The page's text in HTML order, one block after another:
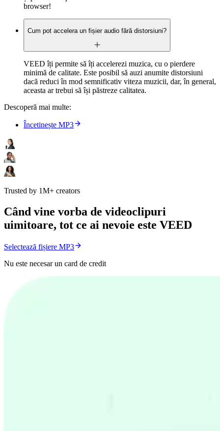
browser!
Cum pot accelera un fișier audio fără distorsiuni?
VEED îți permite să îți accelerezi muzica, cu o pierdere
minimă de calitate. Este posibil să auzi anumite distorsiuni
dacă reduci în mod semnificativ viteza muzicii, dar, în general,
aceasta ar trebui să își păstreze calitatea.
Descoperă mai multe:
Încetinește MP3
Trusted by 1M+ creators
Când vine vorba de videoclipuri
uimitoare, tot ce ai nevoie este VEED
Selectează fișiere MP3
Nu este necesar un card de credit